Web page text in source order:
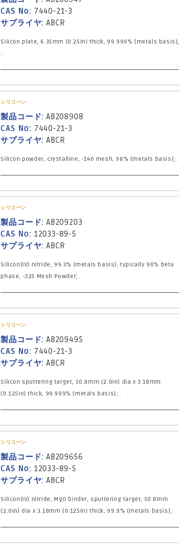
CAS No: 7440-21-3
サプライヤ: ABCR
Silicon plate, 6.35mm (0.25in) thick, 99.999% (metals basis);
.
シリコーン
製品コード: AB208908
CAS No: 7440-21-3
サプライヤ: ABCR
Silicon powder, crystalline, -140 mesh, 98% (metals basis); .
シリコーン
製品コード: AB209203
CAS No: 12033-89-5
サプライヤ: ABCR
Silicon(IV) nitride, 99.3% (metals basis), typically 90% beta
phase, -325 Mesh Powder; .
シリコーン
製品コード: AB209495
CAS No: 7440-21-3
サプライヤ: ABCR
Silicon sputtering target, 50.8mm (2.0in) dia x 3.18mm
(0.125in) thick, 99.999% (metals basis); .
シリコーン
製品コード: AB209656
CAS No: 12033-89-5
サプライヤ: ABCR
Silicon(IV) nitride, MgO binder, sputtering target, 50.8mm
(2.0in) dia x 3.18mm (0.125in) thick, 99.9% (metals basis); .